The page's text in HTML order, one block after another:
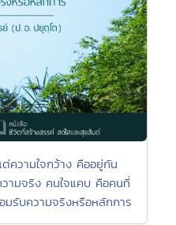
ต่ความใจกว้าง คืออยู่กัน
ามจริง คนใจแคบ คือคนที่
มรับความจริงหรือหลักการ